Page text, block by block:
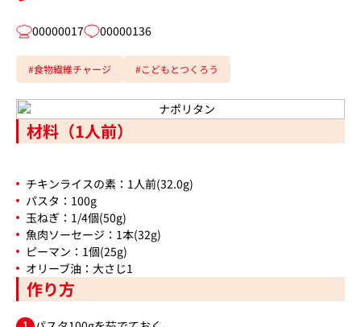
00000017 00000136
#食物繊維チャージ #こどもとつくろう
材料（1人前）
チキンライスの素：1人前(32.0g)
パスタ：100g
玉ねぎ：1/4個(50g)
魚肉ソーセージ：1本(32g)
ピーマン：1個(25g)
オリーブ油：大さじ1
作り方
1